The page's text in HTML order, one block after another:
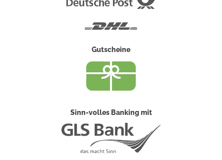
Gutscheine
Sinn-volles Banking mit